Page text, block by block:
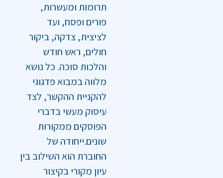
תרומות ומעשרות,
פורים ופסח, ועד
לציצית, צדקה, ביקור
חולים, ראש חודש
והלכות סוכה. כל נושא
מלוּוה במבוא פדגוגי
להקניית ההקשר, לצד
עיסוק מעשי בדברי
הפוסקים ממקורות
שונים.ייחודה של
החוברת הוא השילוב בין
עיון מקורי בקיצור